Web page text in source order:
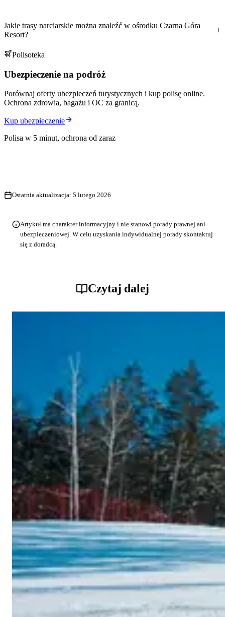
Jakie trasy narciarskie można znaleźć w ośrodku Czarna Góra
Resort?
Polisoteka
Ubezpieczenie na podróż
Porównaj oferty ubezpieczeń turystycznych i kup polisę online.
Ochrona zdrowia, bagażu i OC za granicą.
Kup ubezpieczenie
Polisa w 5 minut, ochrona od zaraz
Ostatnia aktualizacja: 5 lutego 2026
Artykuł ma charakter informacyjny i nie stanowi porady prawnej ani
ubezpieczeniowej. W celu uzyskania indywidualnej porady skontaktuj
się z doradcą.
Czytaj dalej